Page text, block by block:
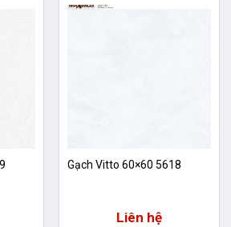
Gạch Vitto 60×60 5618
Liên hệ